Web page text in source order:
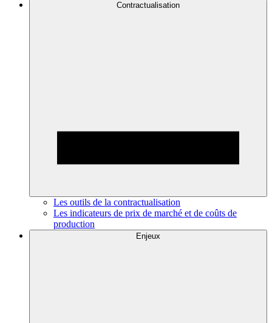
Contractualisation
Les outils de la contractualisation
Les indicateurs de prix de marché et de coûts de
production
Enjeux